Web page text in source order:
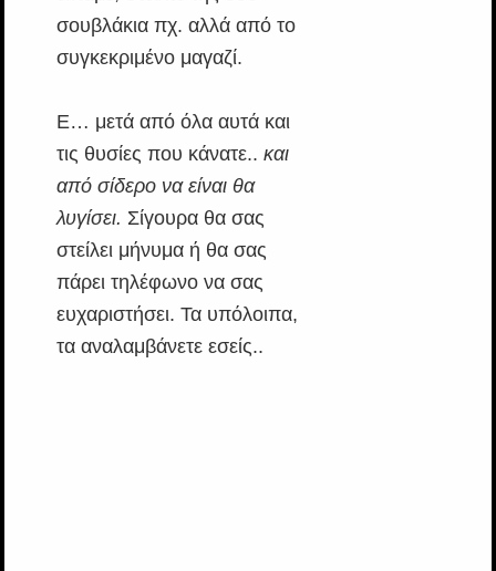
σουβλάκια πχ. αλλά από το
συγκεκριμένο μαγαζί.
Ε… μετά από όλα αυτά και
τις θυσίες που κάνατε.. και
από σίδερο να είναι θα
λυγίσει. Σίγουρα θα σας
στείλει μήνυμα ή θα σας
πάρει τηλέφωνο να σας
ευχαριστήσει. Τα υπόλοιπα,
τα αναλαμβάνετε εσείς..